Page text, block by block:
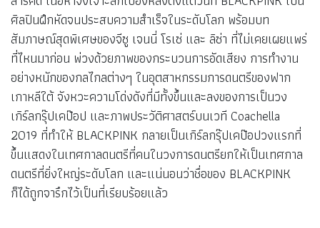
ศิลปินฝึกหัดจนประสบความสำเร็จในระดับโลก พร้อมบท
สัมภาษณ์สุดพิเศษของจีซู เจนนี่ โรเซ่ และ ลิซ่า ที่ไม่เคยเผยแพร่
ที่ไหนมาก่อน พ่วงด้วยภาพของกระบวนการอัดเสียง การทำงาน
อย่างหนักของกลไกลต่างๆ ในอุตสาหกรรมการดนตรีของฟาก
เกาหลีใต้ จังหวะความโด่งดังที่มีทั้งขึ้นและลงของการเป็นวง
เกิร์ลกรุ๊ปเคป๊อป และภาพประวัติศาสตร์บนเวที Coachella
2019 ที่ทำให้ BLACKPINK กลายเป็นเกิร์ลกรุ๊ปเคป๊อปวงแรกที่
ขึ้นแสดงในเทศกาลดนตรีที่คนในวงการดนตรียกให้เป็นเทศกาล
ดนตรีที่ยิ่งใหญ่ระดับโลก และแน่นอนว่าชื่อของ BLACKPINK
ก็ได้ถูกจารึกไว้เป็นที่เรียบร้อยแล้ว